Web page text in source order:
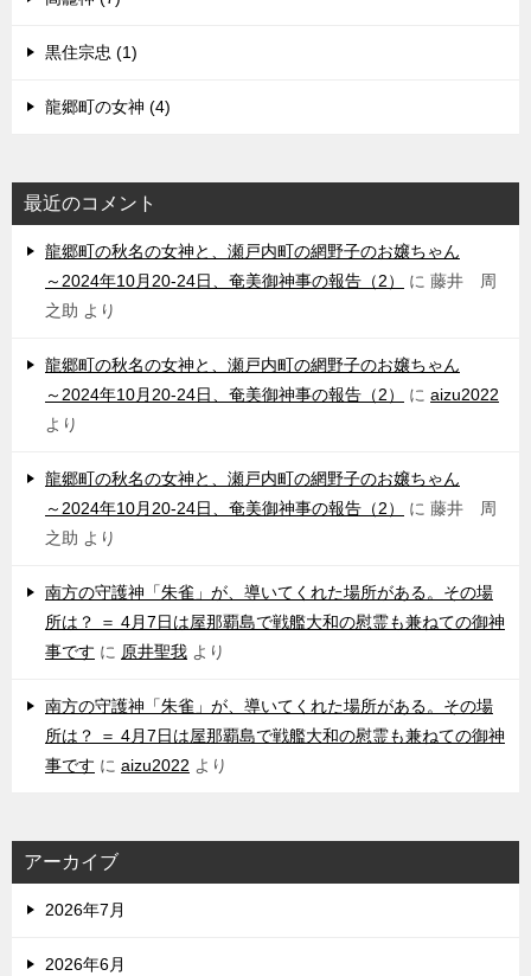
黒住宗忠 (1)
龍郷町の女神 (4)
最近のコメント
龍郷町の秋名の女神と、瀬戸内町の網野子のお嬢ちゃん
～2024年10月20-24日、奄美御神事の報告（2）
に 藤井 周
之助 より
龍郷町の秋名の女神と、瀬戸内町の網野子のお嬢ちゃん
～2024年10月20-24日、奄美御神事の報告（2）
に aizu2022
より
龍郷町の秋名の女神と、瀬戸内町の網野子のお嬢ちゃん
～2024年10月20-24日、奄美御神事の報告（2）
に 藤井 周
之助 より
南方の守護神「朱雀」が、導いてくれた場所がある。その場
所は？ ＝ 4月7日は屋那覇島で戦艦大和の慰霊も兼ねての御神
事です に 原井聖我 より
南方の守護神「朱雀」が、導いてくれた場所がある。その場
所は？ ＝ 4月7日は屋那覇島で戦艦大和の慰霊も兼ねての御神
事です に aizu2022 より
アーカイブ
2026年7月
2026年6月